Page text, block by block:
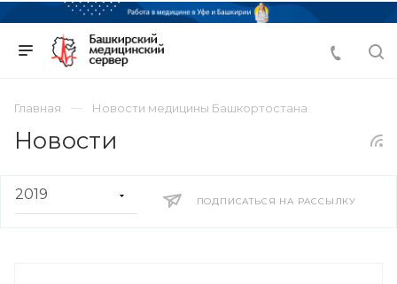
Главная Новости медицины Башкортостана
Новости
ПОДПИСАТЬСЯ НА РАССЫЛКУ